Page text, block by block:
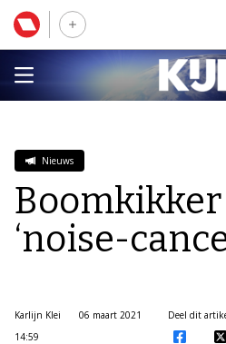
Nieuws
‘noise-
Karlijn Klei
06 maart 2021
14:59
Deel dit